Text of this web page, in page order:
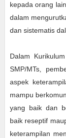
kepada orang
dalam
dan sistematis
Dalam
SMP/MTs,
aspek
mampu
yang baik dan
baik reseptif
keterampilan